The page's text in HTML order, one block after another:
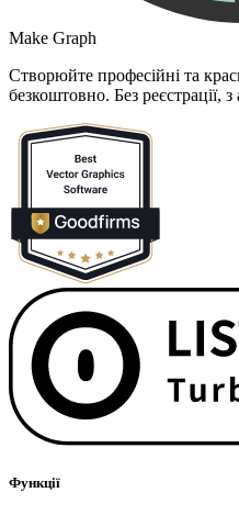
Make Graph
Створюйте професійні та
безкоштовно. Без реєстрації,
Функції